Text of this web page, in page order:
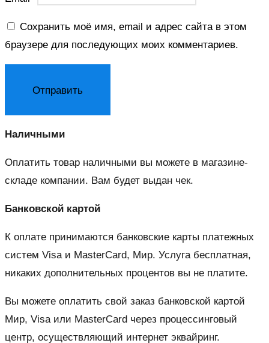
Сохранить моё имя, email и адрес сайта в этом
браузере для последующих моих комментариев.
Наличными
Оплатить товар наличными вы можете в магазине-
складе компании. Вам будет выдан чек.
Банковской картой
К оплате принимаются банковские карты платежных
систем Visa и MasterCard, Мир. Услуга бесплатная,
никаких дополнительных процентов вы не платите.
Вы можете оплатить свой заказ банковской картой
Мир, Visa или MasterCard через процессинговый
центр, осуществляющий интернет эквайринг.